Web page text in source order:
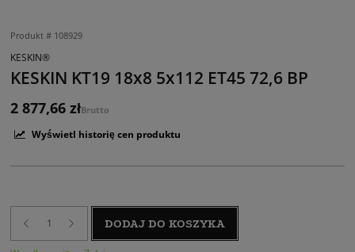
Produkt # 108929
KESKIN®
KESKIN KT19 18x8 5x112 ET45 72,6 BP
2 877,66 złBrutto
Wyświetl historię cen produktu
DODAJ DO KOSZYKA